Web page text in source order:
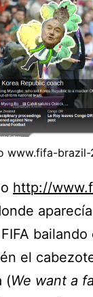
www.fifa-
http://
el
(We want a